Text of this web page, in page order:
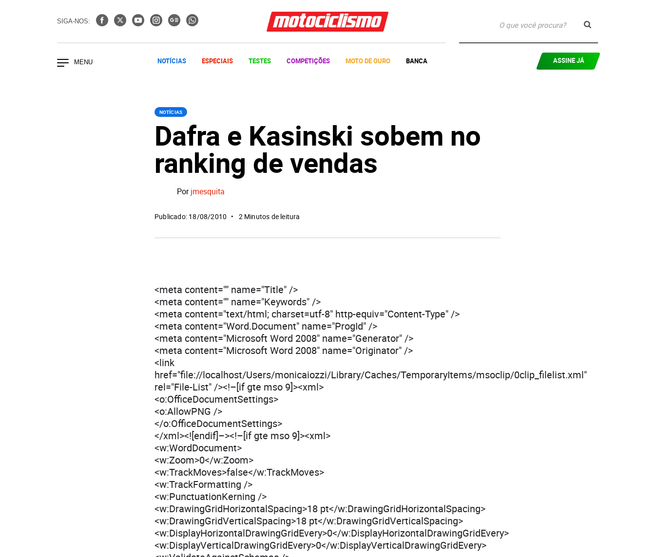
SIGA-NOS:
NOTÍCIAS ESPECIAIS TESTES COMPETIÇÕES MOTO DE OURO BANCA ASSINE JÁ
NOTÍCIAS
Dafra e Kasinski sobem no
ranking de vendas
Porjmesquita
Publicado: 18/08/2010 2 Minutos de leitura
<meta content="" name="Title" />
<meta content="" name="Keywords" />
<meta content="text/html; charset=utf-8" http-equiv="Content-Type" />
<meta content="Word.Document" name="ProgId" />
<meta content="Microsoft Word 2008" name="Generator" />
<meta content="Microsoft Word 2008" name="Originator" />
<link
href="file://localhost/Users/monicaiozzi/Library/Caches/TemporaryItems/msoclip/0clip_filelist.xml"
rel="File-List" /><!–[if gte mso 9]><xml>
<o:OfficeDocumentSettings>
<o:AllowPNG />
</o:OfficeDocumentSettings>
</xml><![endif]–><!–[if gte mso 9]><xml>
<w:WordDocument>
<w:Zoom>0</w:Zoom>
<w:TrackMoves>false</w:TrackMoves>
<w:TrackFormatting />
<w:PunctuationKerning />
<w:DrawingGridHorizontalSpacing>18 pt</w:DrawingGridHorizontalSpacing>
<w:DrawingGridVerticalSpacing>18 pt</w:DrawingGridVerticalSpacing>
<w:DisplayHorizontalDrawingGridEvery>0</w:DisplayHorizontalDrawingGridEvery>
<w:DisplayVerticalDrawingGridEvery>0</w:DisplayVerticalDrawingGridEvery>